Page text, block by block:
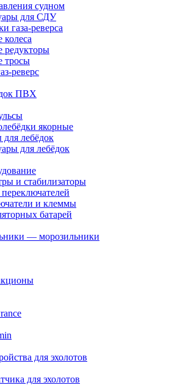
судном
для СДУ
газа-реверса
колеса
редукторы
тросы
реверс
ПВХ
якорные
для лебёдок
для лебёдок
и стабилизаторы
и клеммы
батарей
— морозильники
для эхолотов
для эхолотов